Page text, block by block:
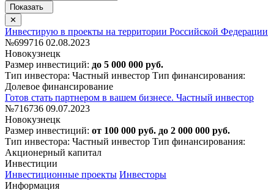
Инвестирую в проекты на территории Российской Федерации
№699716 02.08.2023
Новокузнецк
Размер инвестиций: до 5 000 000 руб.
Тип инвестора: Частный инвестор Тип финансирования:
Долевое финансирование
Готов стать партнером в вашем бизнесе. Частный инвестор
№716736 09.07.2023
Новокузнецк
Размер инвестиций: от 100 000 руб. до 2 000 000 руб.
Тип инвестора: Частный инвестор Тип финансирования:
Акционерный капитал
Инвестиции
Инвестиционные проекты Инвесторы
Информация